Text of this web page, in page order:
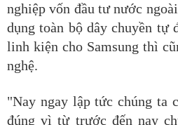
nghiệp vốn đầu tư nước
dụng toàn bộ dây chuyền tự
linh kiện cho Samsung thì
nghệ.
"Nay ngay lập tức chúng ta
đúng vì từ trước đến nay